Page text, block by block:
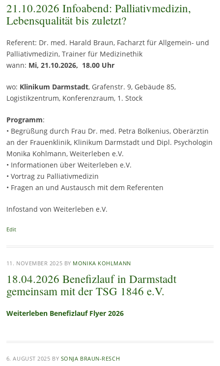
21.10.2026 Infoabend: Palliativmedizin,
Lebensqualität bis zuletzt?
Referent: Dr. med. Harald Braun, Facharzt für Allgemein- und
Palliativmedizin, Trainer für Medizinethik
wann: Mi, 21.10.2026, 18.00 Uhr
wo: Klinikum Darmstadt, Grafenstr. 9, Gebäude 85,
Logistikzentrum, Konferenzraum, 1. Stock
Programm:
• Begrüßung durch Frau Dr. med. Petra Bolkenius, Oberärztin
an der Frauenklinik, Klinikum Darmstadt und Dipl. Psychologin
Monika Kohlmann, Weiterleben e.V.
• Informationen über Weiterleben e.V.
• Vortrag zu Palliativmedizin
• Fragen an und Austausch mit dem Referenten
Infostand von Weiterleben e.V.
Edit
11. NOVEMBER 2025 BY MONIKA KOHLMANN
18.04.2026 Benefizlauf in Darmstadt
gemeinsam mit der TSG 1846 e.V.
Weiterleben Benefizlauf Flyer 2026
6. AUGUST 2025 BY SONJA BRAUN-RESCH